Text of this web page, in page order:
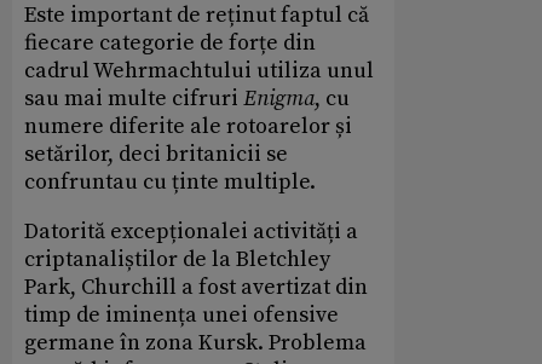
Este important de reținut faptul că
fiecare categorie de forțe din
cadrul Wehrmachtului utiliza unul
sau mai multe cifruri Enigma, cu
numere diferite ale rotoarelor și
setărilor, deci britanicii se
confruntau cu ținte multiple.
Datorită excepționalei activități a
criptanaliștilor de la Bletchley
Park, Churchill a fost avertizat din
timp de iminența unei ofensive
germane în zona Kursk. Problema